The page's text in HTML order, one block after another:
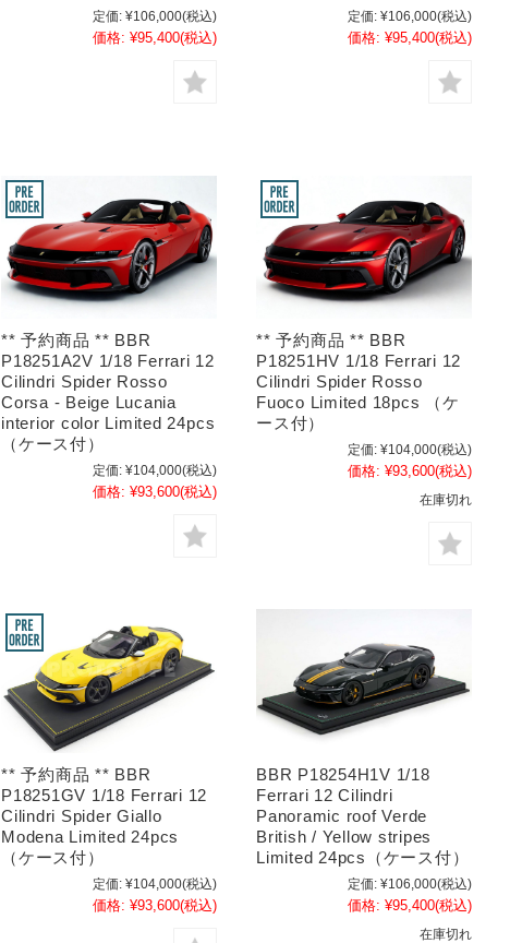
定価: ¥106,000(税込)
価格: ¥95,400(税込)
定価: ¥106,000(税込)
価格: ¥95,400(税込)
** 予約商品 ** BBR
P18251A2V 1/18 Ferrari 12
Cilindri Spider Rosso
Corsa - Beige Lucania
interior color Limited 24pcs
（ケース付）
定価: ¥104,000(税込)
価格: ¥93,600(税込)
** 予約商品 ** BBR
P18251HV 1/18 Ferrari 12
Cilindri Spider Rosso
Fuoco Limited 18pcs （ケ
ース付）
定価: ¥104,000(税込)
価格: ¥93,600(税込)
在庫切れ
** 予約商品 ** BBR
P18251GV 1/18 Ferrari 12
Cilindri Spider Giallo
Modena Limited 24pcs
（ケース付）
定価: ¥104,000(税込)
価格: ¥93,600(税込)
BBR P18254H1V 1/18
Ferrari 12 Cilindri
Panoramic roof Verde
British / Yellow stripes
Limited 24pcs（ケース付）
定価: ¥106,000(税込)
価格: ¥95,400(税込)
在庫切れ